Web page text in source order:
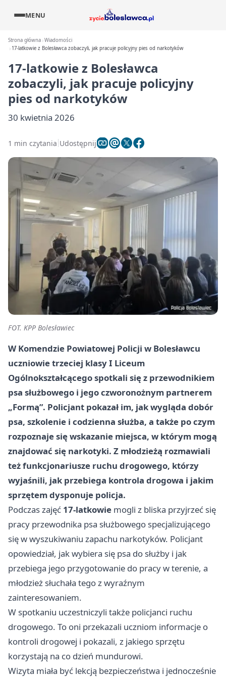
MENU
Strona główna Wiadomości
17-latkowie z Bolesławca zobaczyli, jak pracuje policyjny pies od narkotyków
17-latkowie z Bolesławca
zobaczyli, jak pracuje policyjny
pies od narkotyków
30 kwietnia 2026
1 min czytania Udostępnij
FOT. KPP Bolesławiec
W Komendzie Powiatowej Policji w Bolesławcu
uczniowie trzeciej klasy I Liceum
Ogólnokształcącego spotkali się z przewodnikiem
psa służbowego i jego czworonożnym partnerem
„Formą”. Policjant pokazał im, jak wygląda dobór
psa, szkolenie i codzienna służba, a także po czym
rozpoznaje się wskazanie miejsca, w którym mogą
znajdować się narkotyki. Z młodzieżą rozmawiali
też funkcjonariusze ruchu drogowego, którzy
wyjaśnili, jak przebiega kontrola drogowa i jakim
sprzętem dysponuje policja.
Podczas zajęć 17-latkowie mogli z bliska przyjrzeć się
pracy przewodnika psa służbowego specjalizującego
się w wyszukiwaniu zapachu narkotyków. Policjant
opowiedział, jak wybiera się psa do służby i jak
przebiega jego przygotowanie do pracy w terenie, a
młodzież słuchała tego z wyraźnym
zainteresowaniem.
W spotkaniu uczestniczyli także policjanci ruchu
drogowego. To oni przekazali uczniom informacje o
kontroli drogowej i pokazali, z jakiego sprzętu
korzystają na co dzień mundurowi.
Wizyta miała być lekcją bezpieczeństwa i jednocześnie